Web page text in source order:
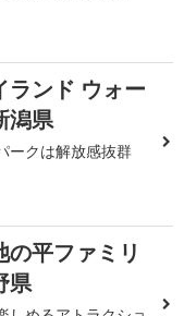
ランド ウォー
潟県
ークは解放感抜群
平ファミリ
県